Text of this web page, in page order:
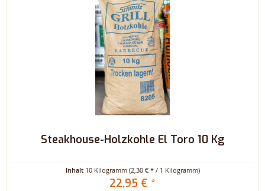
Steakhouse-Holzkohle El Toro 10 Kg
Inhalt 10 Kilogramm (2,30 € * / 1 Kilogramm)
22,95 € *